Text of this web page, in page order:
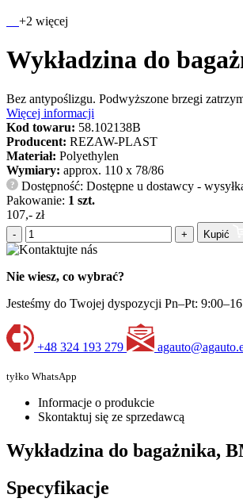
+2 więcej
Wykładzina do
Bez antypoślizgu. Podwyższone brzegi
Więcej informacji
Kod towaru: 58.102138B
Producent: REZAW-PLAST
Materiał: Polyethylen
Wymiary: approx. 110 x 78/86
?
Dostępność: Dostępne u dostawcy -
Pakowanie: 1 szt.
107,- zł
- + Kupić
Nie wiesz, co wybrać?
Jesteśmy do Twojej dyspozycji Pn–Pt:
+48 324 193 279
tyłko WhatsApp
Informacje o produkcie
Skontaktuj się ze sprzedawcą
Wykładzina do bagażnika,
Specyfikacje